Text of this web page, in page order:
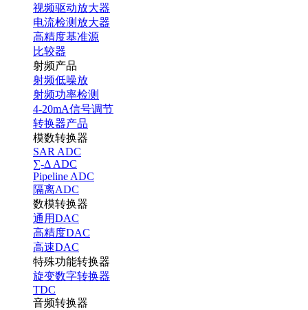
视频驱动放大器
电流检测放大器
高精度基准源
比较器
射频产品
射频低噪放
射频功率检测
4-20mA信号调节
转换器产品
模数转换器
SAR ADC
∑-Δ ADC
Pipeline ADC
隔离ADC
数模转换器
通用DAC
高精度DAC
高速DAC
特殊功能转换器
旋变数字转换器
TDC
音频转换器